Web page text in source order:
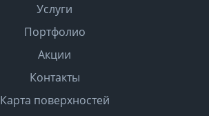
Услуги
Портфолио
Акции
Контакты
Карта поверхностей